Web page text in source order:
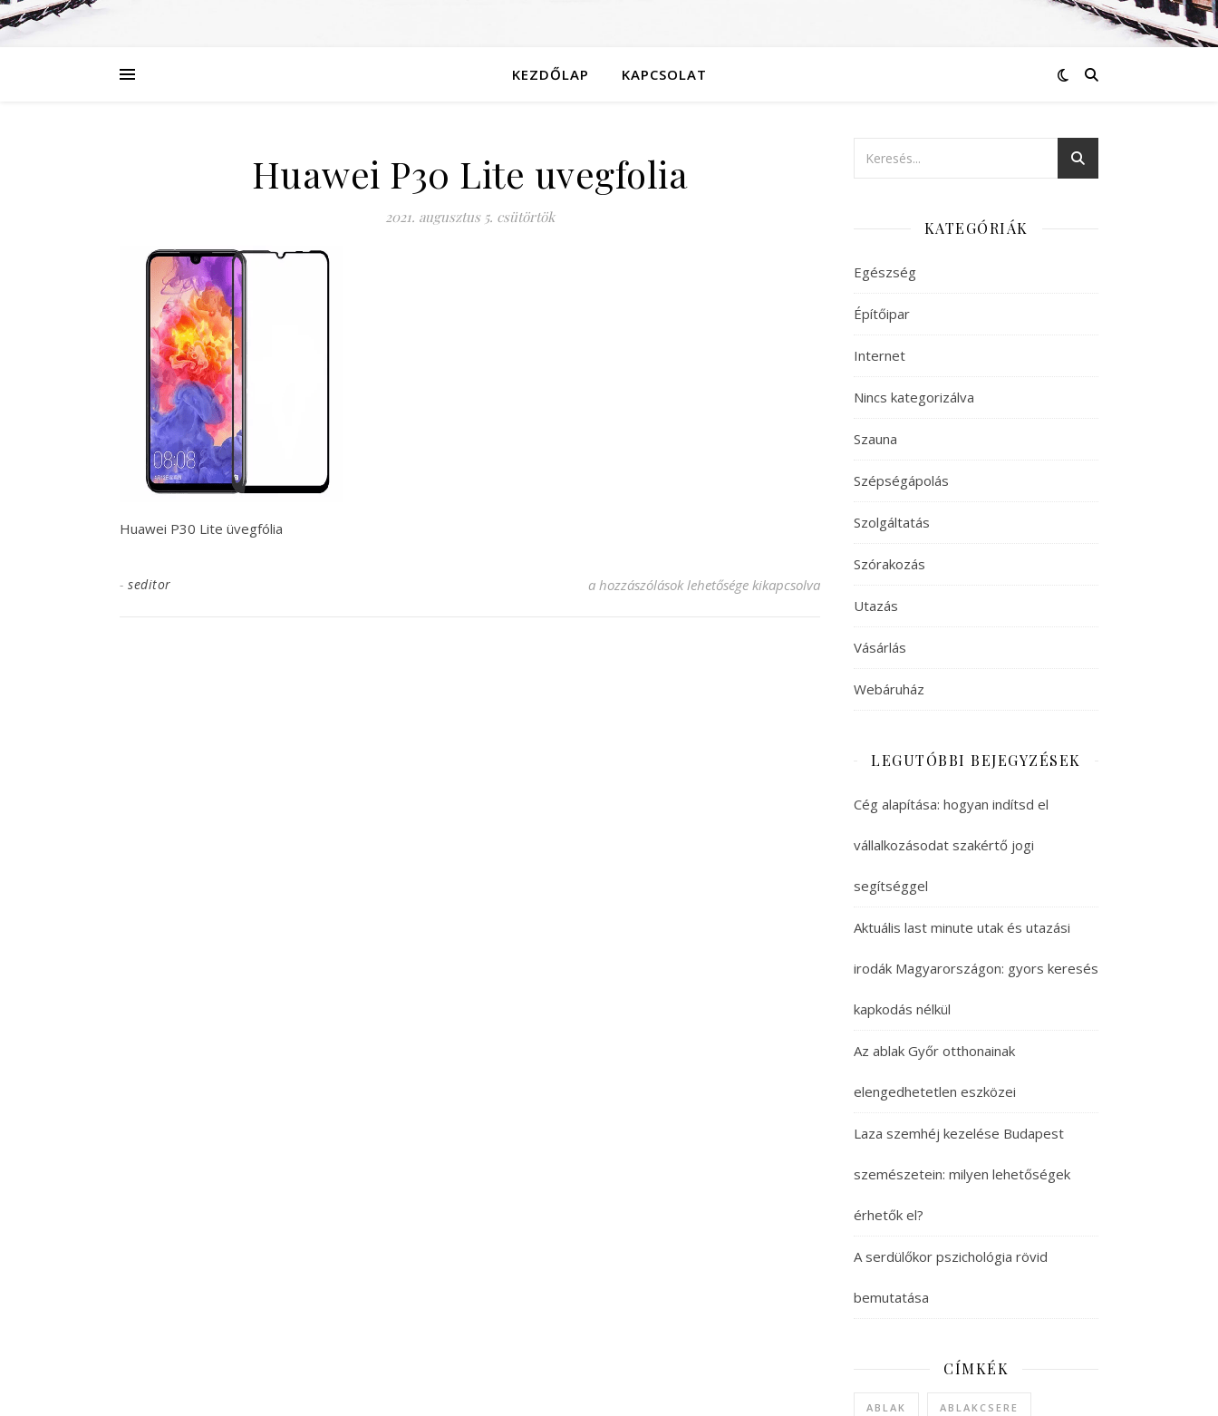
KEZDŐLAP KAPCSOLAT
Huawei P30 Lite uvegfolia
2021. augusztus 5. csütörtök
Huawei P30 Lite üvegfólia
- seditor Huawei P30 Lite uvegfolia bejegyzéshez
a hozzászólások lehetősége kikapcsolva
KATEGÓRIÁK
Egészség
Építőipar
Internet
Nincs kategorizálva
Szauna
Szépségápolás
Szolgáltatás
Szórakozás
Utazás
Vásárlás
Webáruház
LEGUTÓBBI BEJEGYZÉSEK
Cég alapítása: hogyan indítsd el
vállalkozásodat szakértő jogi
segítséggel
Aktuális last minute utak és utazási
irodák Magyarországon: gyors keresés
kapkodás nélkül
Az ablak Győr otthonainak
elengedhetetlen eszközei
Laza szemhéj kezelése Budapest
szemészetein: milyen lehetőségek
érhetők el?
A serdülőkor pszichológia rövid
bemutatása
CÍMKÉK
ABLAK ABLAKCSERE